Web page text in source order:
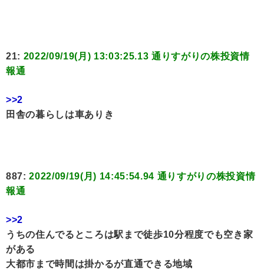
21: 2022/09/19(月) 13:03:25.13 通りすがりの株投資情
報通
>>2
田舎の暮らしは車ありき
887:2022/09/19(月) 14:45:54.94 通りすがりの株投資情
報通
>>2
うちの住んでるところは駅まで徒歩10分程度でも空き家
がある
大都市まで時間は掛かるが直通できる地域